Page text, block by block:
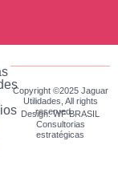
Copyright ©2025 Jaguar
Utilidades, All rights
reserved.
Design: WF BRASIL
Consultorias
estratégicas